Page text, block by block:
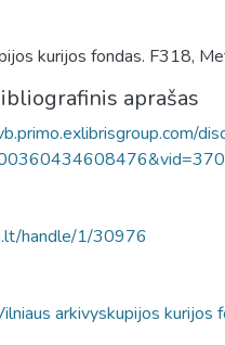
kurijos fondas. F318,
aprašas
handle/1/30976
arkivyskupijos kurijos